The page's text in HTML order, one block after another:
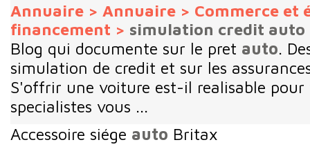
Annuaire > Annuaire > Commerce et
financement > simulation credit auto
Blog qui documente sur le pret auto.
simulation de credit et sur les
S'offrir une voiture est-il realisable pour
specialistes vous ...
Accessoire siége auto Britax